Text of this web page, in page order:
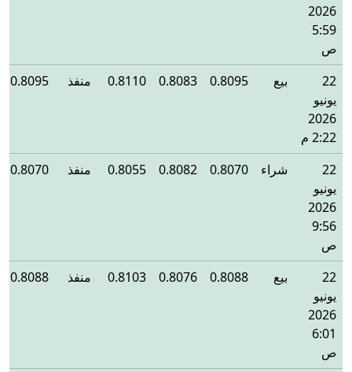
2026
5:59
ص
22
يونيو
2026
2:22 م
بيع 0.8095
0.8083
0.8110 منفذ 0.8095
22
يونيو
2026
9:56
ص
شراء 0.8070
0.8082
0.8055 منفذ 0.8070
22
يونيو
2026
6:01
ص
بيع 0.8088
0.8076
0.8103 منفذ 0.8088